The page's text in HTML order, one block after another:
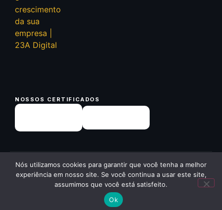
NOSSOS CERTIFICADOS
© 2026 23A Digital · Todos os direitos reservados ·23a.com.br
Política de PrivacidadeVoltar ao início ↑
Quer receber um diagnóstico
gratuito da sua empresa? Me
chama aqui! 😉
✕
Nós utilizamos cookies para garantir que você tenha a melhor
experiência em nosso site. Se você continua a usar este site,
assumimos que você está satisfeito.
Ok